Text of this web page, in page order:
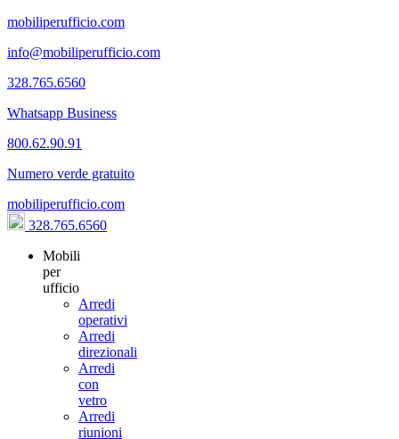
mobiliperufficio.com
info@mobiliperufficio.com
328.765.6560
Whatsapp Business
800.62.90.91
Numero verde gratuito
mobiliperufficio.com
328.765.6560
Mobili
per
ufficio
Arredi
operativi
Arredi
direzionali
Arredi
con
vetro
Arredi
riunioni